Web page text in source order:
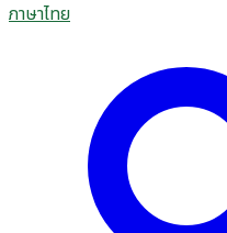
ภาษาไทย